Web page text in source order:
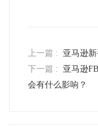
上一篇 :
亚马逊
下一篇 :
亚马逊
会有什么影响？